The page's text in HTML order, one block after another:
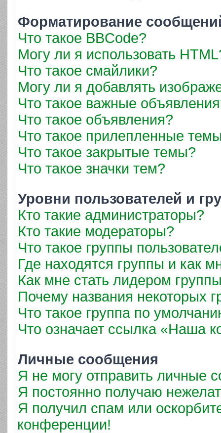
Форматирование
Что такое BBCode?
Могу ли я использовать
Что такое смайлики?
Могу ли я добавлять
Что такое важные
Что такое объявления?
Что такое прилепленные
Что такое закрытые темы?
Что такое значки тем?
Уровни пользователей и
Кто такие администраторы?
Кто такие модераторы?
Что такое группы
Где находятся группы и как
Как мне стать лидером
Почему названия некоторых
Что такое группа по
Что означает ссылка «Наша
Личные сообщения
Я не могу отправить личные
Я постоянно получаю
Я получил спам или
конференции!